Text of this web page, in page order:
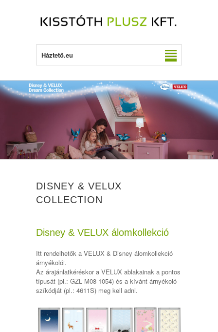
Háztető.eu
DISNEY & VELUX
COLLECTION
Disney & VELUX álomkollekció
Itt rendelhetők a VELUX & Disney álomkollekció
árnyékolói.
Az árajánlatkéréskor a VELUX ablakainak a pontos
típusát (pl.: GZL M08 1054) és a kívánt árnyékoló
szíkódját (pl.: 4611S) meg kell adni.